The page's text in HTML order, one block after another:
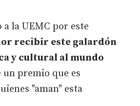
la UEMC por este
recibir este galardón
y cultural al mundo
un premio que es
"aman" esta